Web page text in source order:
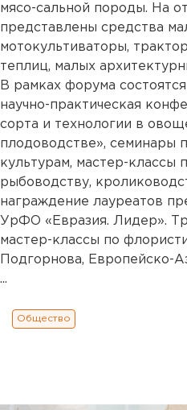
мясо-сальной породы. На
представлены средства
мотокультиваторы,
теплиц, малых
В рамках форума
научно-практическая
сорта и технологии в
плодоводстве»,
культурам, мастер-классы
рыбоводству,
награждение лауреатов
УрФО «Евразия. Лидер».
мастер-классы по
Подгорнова, Европейско-
...
Общество